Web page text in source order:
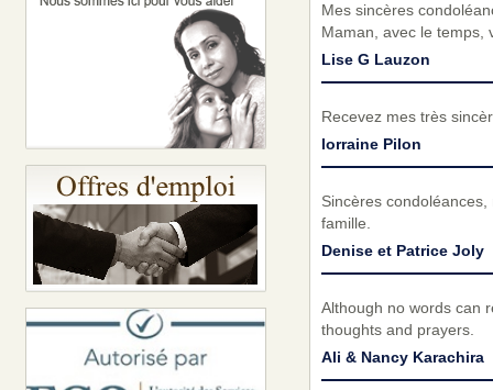
Mes sincères
Maman, avec le temps,
Lise G Lauzon
Recevez mes très
lorraine Pilon
Sincères
famille.
Denise et Patrice Joly
Although no words can
thoughts and prayers.
Ali & Nancy Karachira